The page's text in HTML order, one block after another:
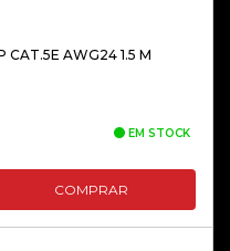
CAT.5E AWG24 1.5 M
EM STOCK
COMPRAR